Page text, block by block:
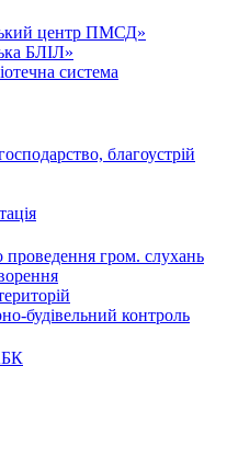
центр ПМСД»
БЛІЛ»
система
благоустрій
гром. слухань
будівельний контроль